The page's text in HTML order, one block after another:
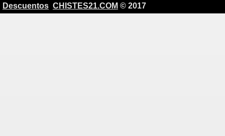
Descuentos CHISTES21.COM © 2017